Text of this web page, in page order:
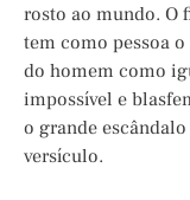
rosto ao mundo. O
tem como pessoa
do homem como
impossível e
o grande escândalo
versículo.